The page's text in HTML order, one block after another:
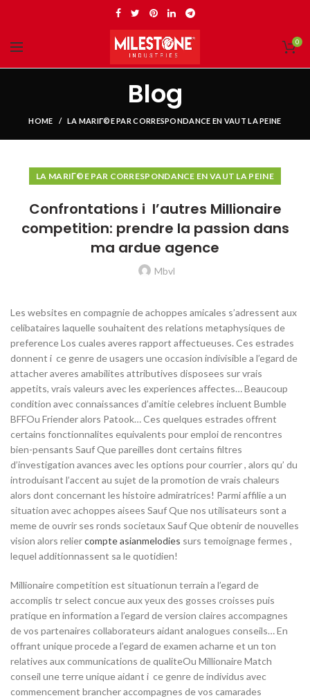
0
Blog
HOME LA MARIГ©E PAR CORRESPONDANCE EN VAUT LA PEINE
LA MARIГ©E PAR CORRESPONDANCE EN VAUT LA PEINE
Confrontations i l’autres Millionaire
competition: prendre la passion dans
ma ardue agence
Mbvl
Les websites en compagnie de achoppes amicales s’adressent aux
celibataires laquelle souhaitent des relations metaphysiques de
preference Los cuales averes rapport affectueuses. Ces estrades
donnent i ce genre de usagers une occasion indivisible a l’egard de
attacher averes amabilites attributives disposees sur vrais
appetits, vrais valeurs avec les experiences affectes… Beaucoup
condition avec connaissances d’amitie celebres incluent Bumble
BFFOu Friender alors Patook… Ces quelques estrades offrent
certains fonctionnalites equivalents pour emploi de rencontres
bien-pensants Sauf Que pareilles dont certains filtres
d’investigation avances avec les options pour courrier , alors qu’ du
introduisant l’accent au sujet de la promotion de vrais chaleurs
alors dont concernant les histoire admiratrices! Parmi affilie a un
situation avec achoppes aisees Sauf Que nos utilisateurs sont a
meme de ouvrir ses ronds societaux Sauf Que obtenir de nouvelles
vision alors reliercompte asianmelodies surs temoignage fermes ,
lequel additionnassent sa le quotidien!
Millionaire competition est situationun terrain a l’egard de
accomplis tr select concue aux yeux des gosses croisses puis
pratique en information a l’egard de version claires accompagnes
de vos partenaires collaborateurs aidant analogues conseils… En
offrant unique procede a l’egard de examen acharne et un ton
relatives aux communications de qualiteOu Millionaire Match
conseil une terre unique aidant i ce genre de individus avec
commencement brancher accompagnes de vos camarades